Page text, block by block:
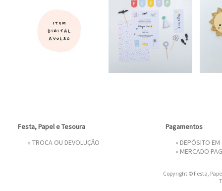
Festa, Papel e Tesoura
» TROCA OU DEVOLUÇÃO
Pagamentos
» DEPÓSITO EM
» MERCADO
Copyright © Festa,